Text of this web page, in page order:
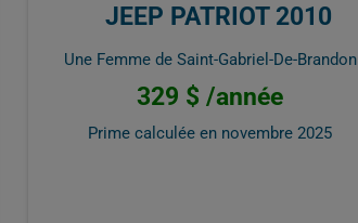
JEEP PATRIOT 2010
Une Femme de Saint-Gabriel-De-Brandon
329 $ /année
Prime calculée en novembre 2025